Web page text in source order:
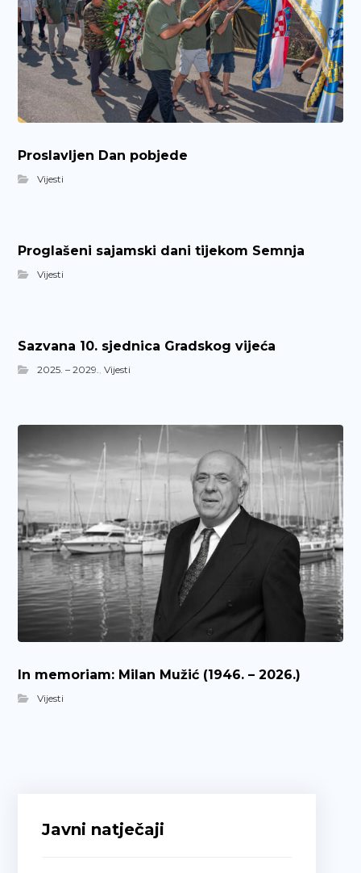
Proslavljen Dan pobjede
Vijesti
Proglašeni sajamski dani tijekom Semnja
Vijesti
Sazvana 10. sjednica Gradskog vijeća
2025. – 2029. ,Vijesti
In memoriam: Milan Mužić (1946. – 2026.)
Vijesti
Javni natječaji